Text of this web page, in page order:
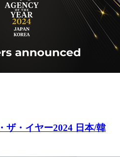
ザ・イヤー2024 日本/韓